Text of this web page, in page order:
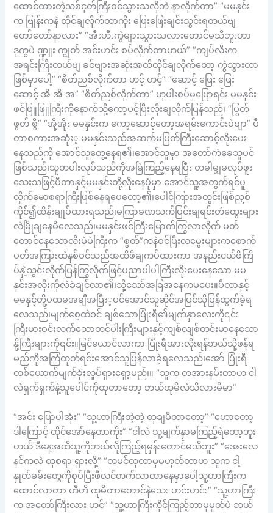
ထောင်ထားတဲ့သစ်ငုတ်ကြီးဝင်သွားသလိုဘဲ နာလိုက်တာ” “မမနှင်း
က ဗြုန်းကနဲ ထိုင်ချလိုက်တာကိုး ဖြေးဖြေးချင်းသွင်းရတယ်ဗျ
တော်တော်နာလား” “အီးဟီးကွဲများသွားသလားတောင်မသိဘူးဟာ
ဒုက္ခပဲ ဏ္ဍှူး ကျွတ် အင်းဟင်း စပ်လိုက်တာဟယ်” “ကျပ်လီးက
အရင်းကြီးတယ်ဗျ ခင်ဗျားအဆုံးအထိထိုင်ချလိုက်တော့ ကွဲသွားတာ
ဖြစ်မှာပေါ့” “စိတ်ညစ်လိုက်တာ ဟင့် ဟင့်” “ဆောင့် ဖြေး ဖြေး
ဆောင့် အိ အိ အ” “စိတ်ညစ်လိုက်တာ” ဟုပါးစပ်မှပြောရင်း မမနှင်း
ဖင်ဖြူဖြူကြီးကိုနောက်သို့ကော့ပင့်ပြီးလိုးချလိုက်ပြန်သည်၊ “ပြွတ်
ဖွတ် စွိ” “အို့အိုး မမနှင်းက ကော့ဆောင့်တော့အရမ်းကောင်းပဲဗျာ” ပီ
တာစကားအဆုံး့ မမနှင်းသည်အဆက်မပြတ်ကြီးဆောင့်လိုးပေး
နေသည်ကို အောင်သူတွေ့နေရ၏၊အောင်သူမှာ အတော်ကံခေသူပင်
ဖြစ်သည်၊သူတပါးလုပ်သည်ကိုအမြဲကြည့်နေရပြီး တခါမျှမလုပ်ဖူး
သေးသဖြင့်ပီတာနှင့်မမနှင်းတို့လိုးနေပုံမှာ အောင်သူ့အတွက်ရင်ပူ
လှိုက်မောစရာကြီးဖြစ်နေရပေတော့၏၊ပေါင်ကြားအတွင်းဖြစ်ညှစ်
ကိုင်၍ထိန်းချုပ်ထားရသည်၊မကြာခဏသက်ပြင်းချရင်းတံထွေးများ
လဲမြိုချနေမိလေသည်၊မမနှင်းဖင်ကြီးမြောက်ကြွလာလိုက် မတ်
တောင်နေသောလီးမဲမဲကြီးက “စွတ်”ကနဲဝင်ပြီးလမွှေးများကစောက်
ပတ်အကြားထဲနစ်ဝင်သည်အထိဖိချကပ်ထားကာ အနည်းငယ်ဖိကြိ
ပ်နှဲ့သွင်းလိုက်ပြန်ကြွလိုက်ဖြင့်ပညာပါပါကြီးလိုးပေးနေသော မမ
နှင်းအလိုးကိုလဲခံချင်လာ၏၊သို့သော်အခြအနေကမပေး။ပီတာနှင့်
မမနှင့်တို့ပထမအချီအပြီး့ပင်အောင်သူဆိုင်အပြင်သိုပြန်ထွက်ခဲ့ရ
လေသည်၊မျက်စေ့ထဲဝင် ချစ်သောပြုံးရီ၏မျက်နှာလေးကို၎င်း
ကြီးမားဝင်းလက်သောတင်ပါးကြီးများနှင့်ကျစ်လျစ်တင်းမာနေသော
နို့ကြီးများကို၎င်း။မြင်ယောင်လာကာ ပြုံးရီအားလိုးရန်ဘယ်သို့ဖန်ရ
မည်ကိုအကြံထုတ်ရင်းအောင်သူပြန်လာခဲ့ရလေသည်၊အော် ပြုံးရီ
တစ်ယောက်မျက်ခုံးလှုပ်ရှားရှော့မည်၊။ “သူက တအားနမ်းတာဟ ငါ
လဲရှက်ရှက်နဲ့သူပေါင်ကိုထုတာတော့ ဘယ်ထုမိလဲသိလားမိမာ”
“အင်း ပြောပါအုံး” “သူ့ဟာကြီးတဲ့တဲ့ ထုချမိတာတော့” “ဟောတော့
ဒါကြောင့် ထိုင်အော်နေတာကိုး” “ငါလဲ သူ့မျက်နှာမကြည့်ရဲတော့ဘူး
ဟယ် ဒီနေ့အထိသူ့ကိုဘယ်လိုကြည့်ရမှန်းတောင်မသိဘူး” “အေးလေ
နင်ကလဲ ထုစရာ ရှားလို့” “တမင်ထုတာမှမဟုတ်တာဟ သူက ငါ့
နှုတ်ခမ်းတွေကိုစုပ်ပြီးဖီလင်တက်လာတာနေမှာပေါ့သူ့ဟာကြီးက
ထောင်လာတာ ဟီဟိ ထုမိတာတောင်နဲသေး ဟင်းဟင်း” “သူ့ဟာကြီး
က အတော်ကြီးလား ဟင်” “သူ့ဟာကြီးကိုင်ကြည့်တာမှမှုတ်ပဲ ဘယ်